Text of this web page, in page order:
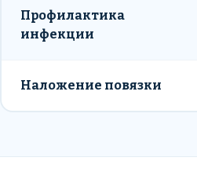
Профилактика
инфекции
Наложение повязки